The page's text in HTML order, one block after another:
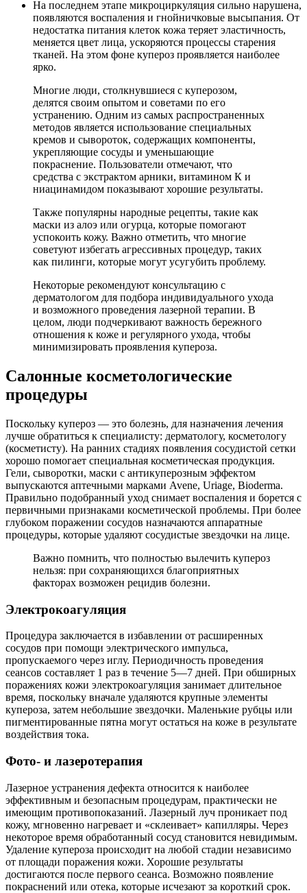
На последнем этапе микроциркуляция сильно нарушена,
появляются воспаления и гнойничковые высыпания. От
недостатка питания клеток кожа теряет эластичность,
меняется цвет лица, ускоряются процессы старения
тканей. На этом фоне купероз проявляется наиболее
ярко.
Многие люди, столкнувшиеся с куперозом,
делятся своим опытом и советами по его
устранению. Одним из самых распространенных
методов является использование специальных
кремов и сывороток, содержащих компоненты,
укрепляющие сосуды и уменьшающие
покраснение. Пользователи отмечают, что
средства с экстрактом арники, витамином К и
ниацинамидом показывают хорошие результаты.
Также популярны народные рецепты, такие как
маски из алоэ или огурца, которые помогают
успокоить кожу. Важно отметить, что многие
советуют избегать агрессивных процедур, таких
как пилинги, которые могут усугубить проблему.
Некоторые рекомендуют консультацию с
дерматологом для подбора индивидуального ухода
и возможного проведения лазерной терапии. В
целом, люди подчеркивают важность бережного
отношения к коже и регулярного ухода, чтобы
минимизировать проявления купероза.
Салонные косметологические
процедуры
Поскольку купероз — это болезнь, для назначения лечения
лучше обратиться к специалисту: дерматологу, косметологу
(косметисту). На ранних стадиях появления сосудистой сетки
хорошо помогает специальная косметическая продукция.
Гели, сыворотки, маски с антикуперозным эффектом
выпускаются аптечными марками Avene, Uriage, Bioderma.
Правильно подобранный уход снимает воспаления и борется с
первичными признаками косметической проблемы. При более
глубоком поражении сосудов назначаются аппаратные
процедуры, которые удаляют сосудистые звездочки на лице.
Важно помнить, что полностью вылечить купероз
нельзя: при сохраняющихся благоприятных
факторах возможен рецидив болезни.
Электрокоагуляция
Процедура заключается в избавлении от расширенных
сосудов при помощи электрического импульса,
пропускаемого через иглу. Периодичность проведения
сеансов составляет 1 раз в течение 5—7 дней. При обширных
поражениях кожи электрокоагуляция занимает длительное
время, поскольку вначале удаляются крупные элементы
купероза, затем небольшие звездочки. Маленькие рубцы или
пигментированные пятна могут остаться на коже в результате
воздействия тока.
Фото- и лазеротерапия
Лазерное устранения дефекта относится к наиболее
эффективным и безопасным процедурам, практически не
имеющим противопоказаний. Лазерный луч проникает под
кожу, мгновенно нагревает и «склеивает» капилляры. Через
некоторое время обработанный сосуд становится невидимым.
Удаление купероза происходит на любой стадии независимо
от площади поражения кожи. Хорошие результаты
достигаются после первого сеанса. Возможно появление
покраснений или отека, которые исчезают за короткий срок.